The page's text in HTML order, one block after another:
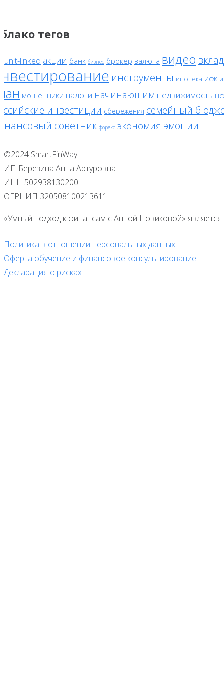
тегов
unit-linked акции банк бизнес брокер валюта видео вклад
инструменты ипотека исж
мошенники налоги начинающим недвижимость
инвестиции сбережения семейный
советник форекс экономия эмоции
©2024 SmartFinWay
ИП Березина Анна Артуровна
ИНН 502938130200
ОГРНИП 320508100213611
«Умный подход к финансам с Анной Новиковой»
Политика в отношении персональных данных
Оферта обучение и финансовое консультирование
Декларация о рисках